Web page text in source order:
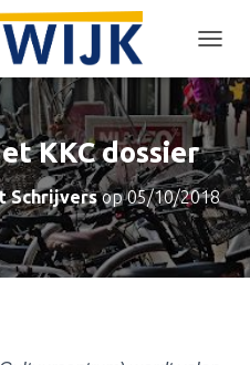
O
G
L
E
N
A
V
I
G
KKC dossier
Schrijversop05/10/2018